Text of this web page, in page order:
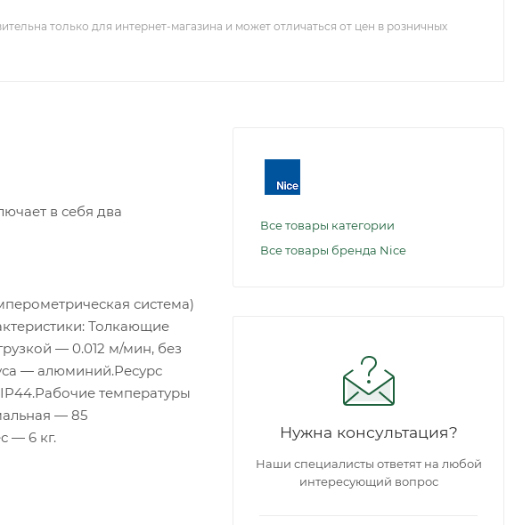
только для интернет-магазина и может отличаться от цен в розничных
в себя два
система)
Толкающие
— 0.012 м/мин, без
— алюминий.Ресурс
температуры
— 85
— 6 кг.
Все товары категории
Все товары бренда Nice
Нужна консультация?
Наши специалисты ответят на любой
интересующий вопрос